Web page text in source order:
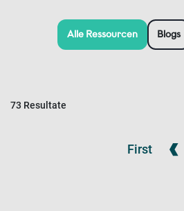
Alle Ressourcen Blogs
73 Resultate
First